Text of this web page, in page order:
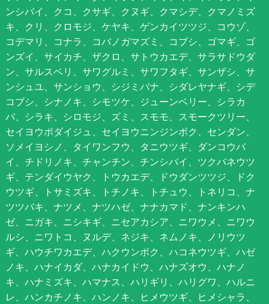
ンシバイ、クコ、クサギ、クヌギ、クマシデ、クマノミズ
キ、クリ、クロモジ、ケヤキ、ゲンカイツツジ、コウゾ、
コデマリ、コナラ、コバノガマズミ、コブシ、ゴマギ、ゴ
ンズイ、サイカチ、ザクロ、サトウカエデ、サラサドウダ
ン、サルスベリ、サワグルミ、サワフタギ、サンザシ、サ
ンシュユ、サンショウ、シジミバナ、シダレヤナギ、シデ
コブシ、シナノキ、シモツケ、ジューンベリー、シラカ
バ、シラキ、シロモジ、ズミ、スモモ、スモークツリー、
セイヨウボダイジュ、セイヨウニンジンボク、センダン、
ソメイヨシノ、タイワンフウ、タニウツギ、ダンコウバ
イ、チドリノキ、チャンチン、チンシバイ、ツクバネウツ
ギ、テンダイウヤク、トウカエデ、ドウダンツツジ、ドク
ウツギ、トサミズキ、トチノキ、トチュウ、トネリコ、ナ
ツツバキ、ナツメ、ナツハゼ、ナナカマド、ナンキンハ
ゼ、ニガキ、ニシキギ、ニセアカシア、ニワウメ、ニワウ
ルシ、ニワトコ、ヌルデ、ネジキ、ネムノキ、ノリウツ
ギ、ハウチワカエデ、ハクウンボク、ハコネウツギ、ハゼ
ノキ、ハナイカダ、ハナカイドウ、ハナズオウ、ハナノ
キ、ハナミズキ、ハマナス、ハリギリ、ハリグワ、ハルニ
レ、ハンカチノキ、ハンノキ、ヒメウツギ、ヒメシャラ、